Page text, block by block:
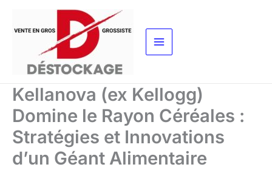
contenu
Kellanova (ex Kellogg)
Domine le Rayon Céréales :
Stratégies et Innovations
d’un Géant Alimentaire